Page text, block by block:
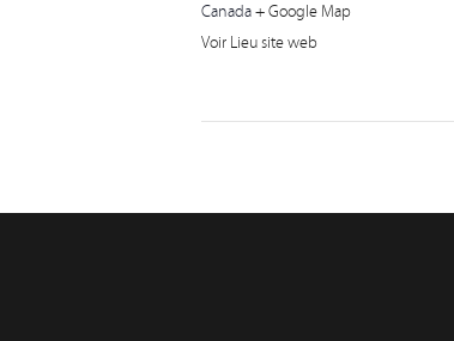
Canada+ Google Map
Voir Lieu site web